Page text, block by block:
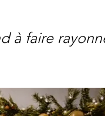
à faire